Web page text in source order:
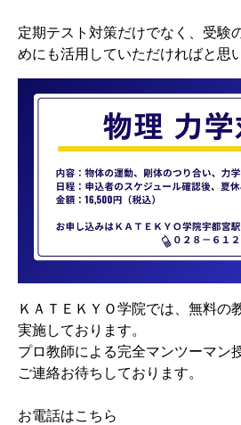
定期テスト対策だけでなく、受験
めにも活用していただければと思
ＫＡＴＥＫＹＯ学院では、無料の
実施しております。
プロ教師による完全マンツーマン
ご連絡お待ちしております。
お電話はこちら